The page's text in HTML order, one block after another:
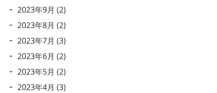
2023年9月 (2)
2023年8月 (2)
2023年7月 (3)
2023年6月 (2)
2023年5月 (2)
2023年4月 (3)